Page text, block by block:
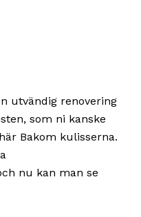
utvändig renovering
som ni kanske
Bakom kulisserna.
nu kan man se